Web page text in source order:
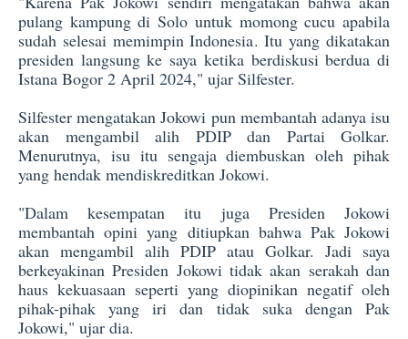
pulang kampung di Solo untuk momong cucu apabila
sudah selesai memimpin Indonesia. Itu yang dikatakan
presiden langsung ke saya ketika berdiskusi berdua di
Istana Bogor 2 April 2024," ujar Silfester.
Silfester mengatakan Jokowi pun membantah adanya isu
akan mengambil alih PDIP dan Partai Golkar.
Menurutnya, isu itu sengaja diembuskan oleh pihak
yang hendak mendiskreditkan Jokowi.
"Dalam kesempatan itu juga Presiden Jokowi
membantah opini yang ditiupkan bahwa Pak Jokowi
akan mengambil alih PDIP atau Golkar. Jadi saya
berkeyakinan Presiden Jokowi tidak akan serakah dan
haus kekuasaan seperti yang diopinikan negatif oleh
pihak-pihak yang iri dan tidak suka dengan Pak
Jokowi," ujar dia.